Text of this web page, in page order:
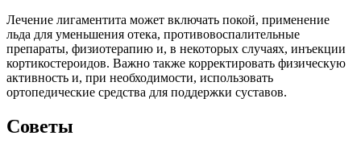
Лечение лигаментита может включать покой, применение
льда для уменьшения отека, противовоспалительные
препараты, физиотерапию и, в некоторых случаях, инъекции
кортикостероидов. Важно также корректировать физическую
активность и, при необходимости, использовать
ортопедические средства для поддержки суставов.
Советы